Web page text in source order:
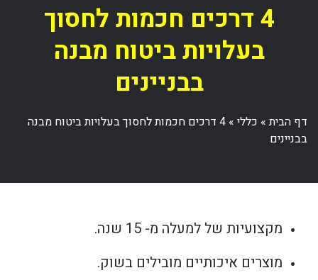
4 דרכים חכמות לחסוך
בעלויות ביטוח מבנה
בבניינים
דף הבית» כללי» 4 דרכים חכמות לחסוך בעלויות ביטוח מבנה
בבניינים
מקצועיות של למעלה מ- 15 שנה.
מוצרים איכותיים מובילים בשוק.